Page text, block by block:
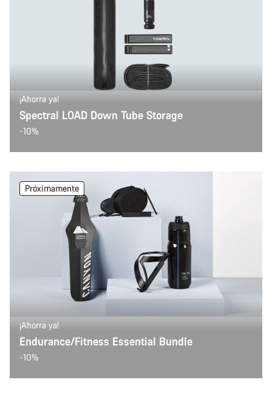
¡Ahorra ya!
Spectral LOAD Down Tube Storage
-10%
Próximamente
¡Ahorra ya!
Endurance/Fitness Essential Bundle
-10%